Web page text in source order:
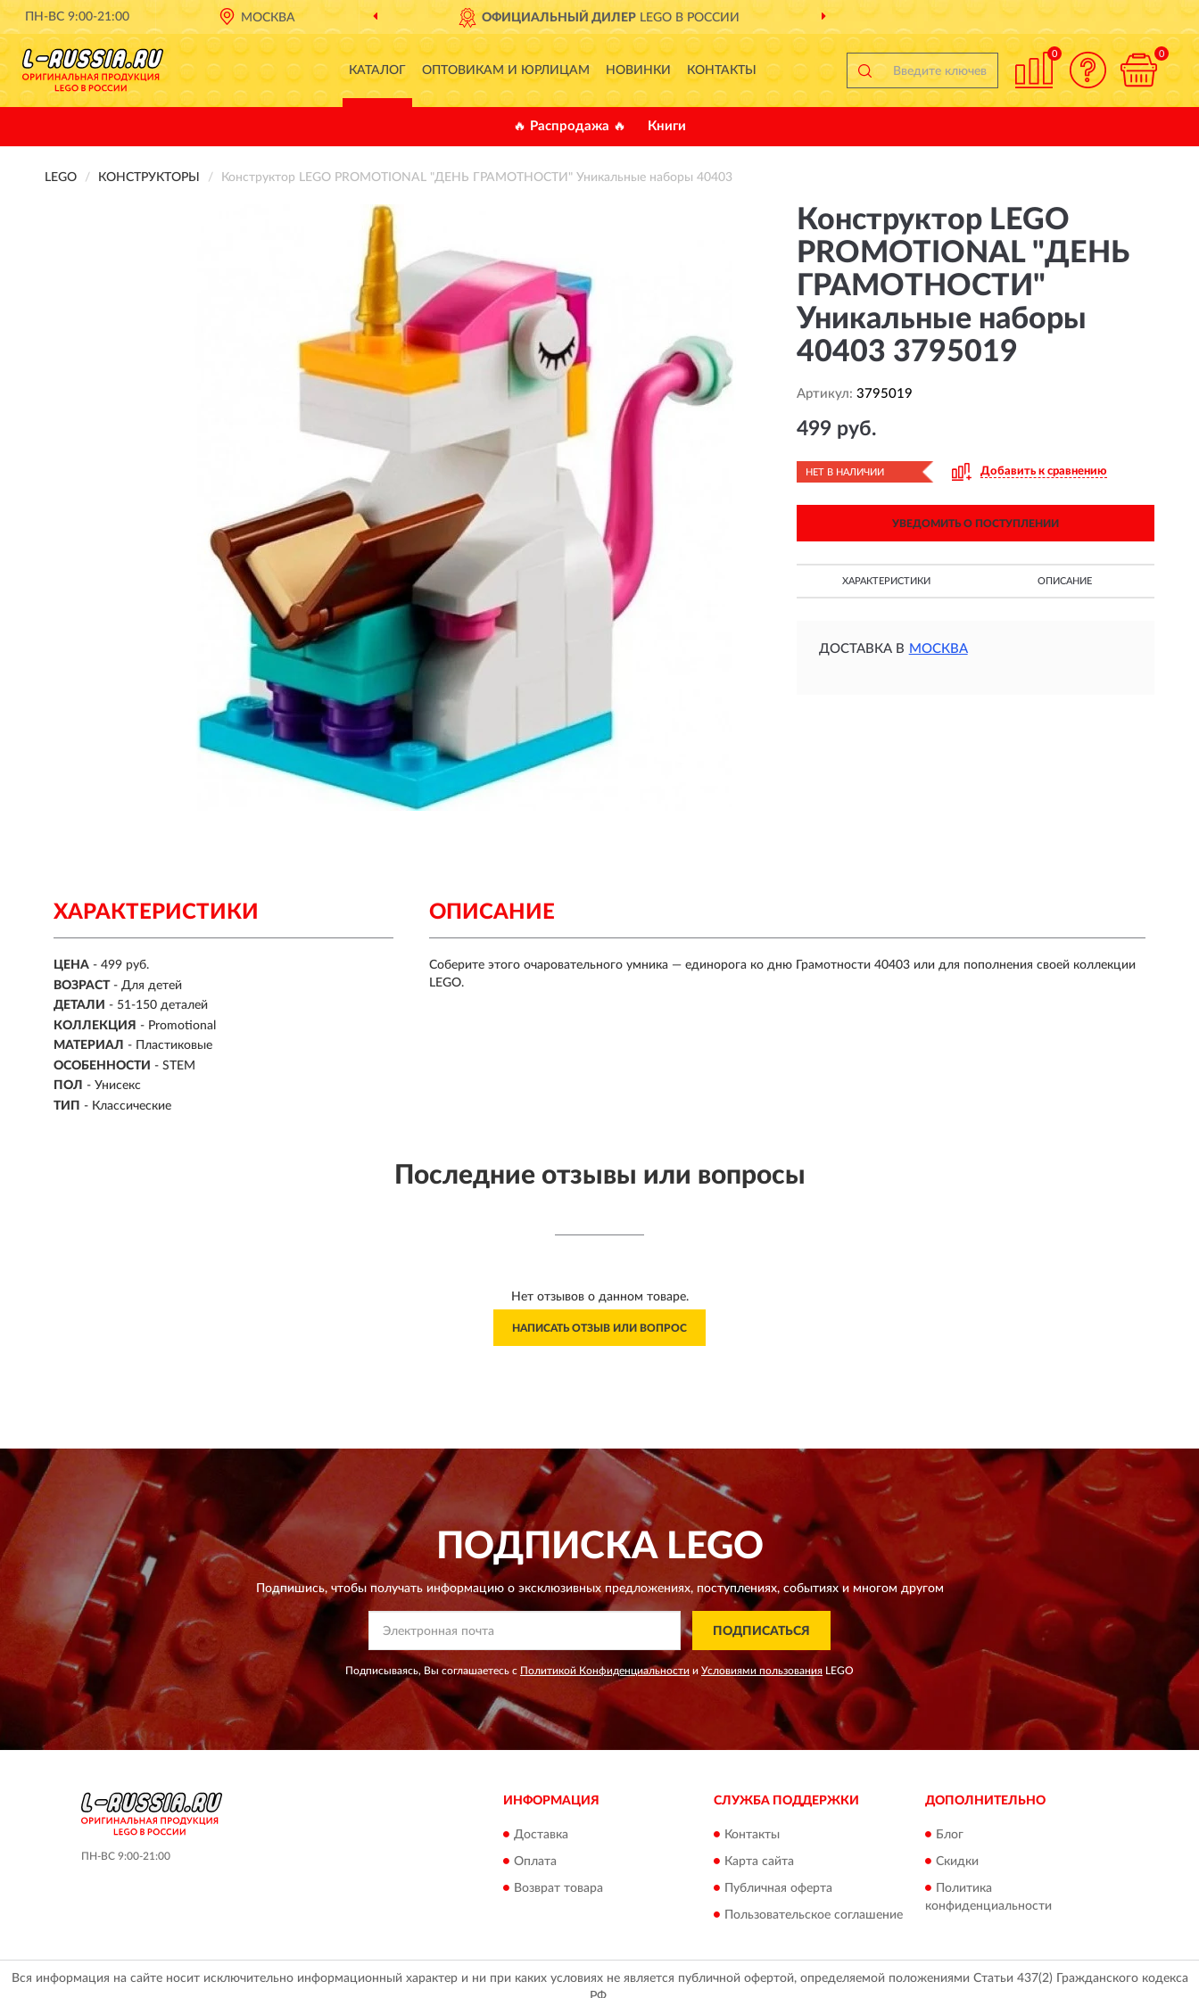
ПН-ВС 9:00-21:00 МОСКВА ОФИЦИАЛЬНЫЙ ДИЛЕР LEGO В РОССИИ ДОСТАВИМПО ВСЕЙ РОССИИ
КАТАЛОГ ОПТОВИКАМ И ЮРЛИЦАМ НОВИНКИ КОНТАКТЫ
0 0
🔥 Распродажа 🔥 Книги
LEGO КОНСТРУКТОРЫ Конструктор LEGO PROMOTIONAL "ДЕНЬ ГРАМОТНОСТИ" Уникальные наборы 40403
Конструктор LEGO
PROMOTIONAL "ДЕНЬ
ГРАМОТНОСТИ"
Уникальные наборы
40403 3795019
Артикул: 3795019
499 руб.
НЕТ В НАЛИЧИИ Добавить к сравнению
УВЕДОМИТЬ О ПОСТУПЛЕНИИ
ХАРАКТЕРИСТИКИ ОПИСАНИЕ
ДОСТАВКА В МОСКВА
ХАРАКТЕРИСТИКИ
ЦЕНА - 499 руб.
ВОЗРАСТ - Для детей
ДЕТАЛИ - 51-150 деталей
КОЛЛЕКЦИЯ - Promotional
МАТЕРИАЛ -
Пластиковые
ОСОБЕННОСТИ - STEM
ПОЛ - Унисекс
ТИП - Классические
ОПИСАНИЕ
Соберите этого очаровательного умника — единорога ко дню Грамотности 40403 или для пополнения своей коллекции
LEGO.
Последние отзывы или вопросы
Нет отзывов о данном товаре.
НАПИСАТЬ ОТЗЫВ ИЛИ ВОПРОС
ПОДПИСКАLEGO
Подпишись, чтобы получать информацию о эксклюзивных предложениях,поступлениях, событиях и многом другом
ПОДПИСАТЬСЯ
Подписываясь, Вы соглашаетесь с Политикой Конфиденциальности и Условиями пользования LEGO
ПН-ВС 9:00-21:00
ИНФОРМАЦИЯ
Доставка
Оплата
Возврат товара
СЛУЖБА ПОДДЕРЖКИ
Контакты
Карта сайта
Публичная оферта
Пользовательское соглашение
ДОПОЛНИТЕЛЬНО
Блог
Скидки
Политика
конфиденциальности
Вся информация на сайте носит исключительно информационный характер и ни при каких условиях не является публичной офертой, определяемой положениями Статьи 437(2) Гражданского кодекса